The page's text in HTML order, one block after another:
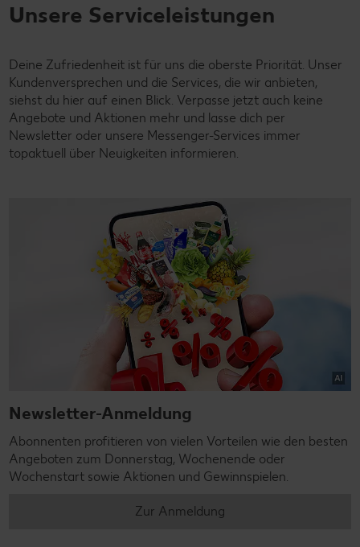
Unsere Serviceleistungen
Deine Zufriedenheit ist für uns die oberste Priorität. Unser
Kundenversprechen und die Services, die wir anbieten,
siehst du hier auf einen Blick. Verpasse jetzt auch keine
Angebote und Aktionen mehr und lasse dich per
Newsletter oder unsere Messenger-Services immer
topaktuell über Neuigkeiten informieren.
Newsletter-Anmeldung
Abonnenten profitieren von vielen Vorteilen wie den besten
Angeboten zum Donnerstag, Wochenende oder
Wochenstart sowie Aktionen und Gewinnspielen.
Zur Anmeldung